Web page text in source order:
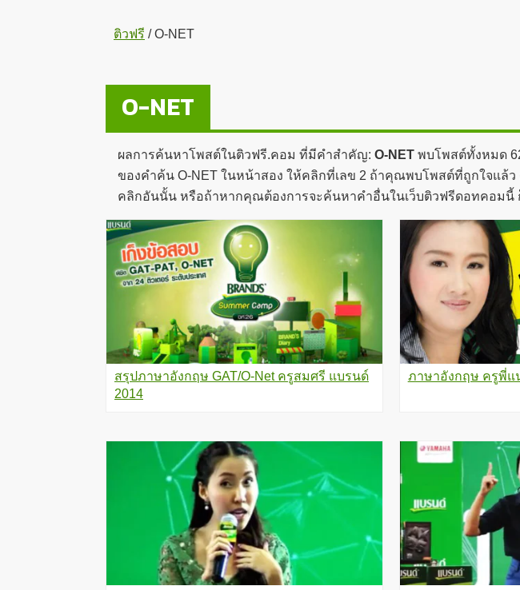
ติวฟรี /O-NET
O-NET
ผลการค้นหาโพสต์ในติวฟรี.คอม ที่มีคำสำคัญ: O-NET พบโพสต์ทั้งหมด
ของคำค้น O-NET ในหน้าสอง ให้คลิกที่เลข 2 ถ้าคุณพบโพสต์ที่ถูกใจแ
คลิกอันนั้น หรือถ้าหากคุณต้องการจะค้นหาคำอื่นในเว็บติวฟรีดอทคอมนี้
สรุปภาษาอังกฤษ GAT/O-Net ครูสมศรี แบรนด์
2014
ภาษาอังกฤษ ครูพี่แ